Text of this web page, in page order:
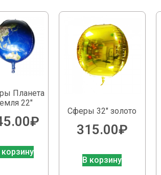
Планета
22″
₽
корзину
Сферы 32″ золото
315.00₽
В корзину